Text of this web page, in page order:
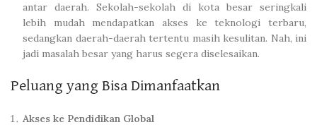
antar daerah. Sekolah-sekolah di kota besar seringkali
lebih mudah mendapatkan akses ke teknologi terbaru,
sedangkan daerah-daerah tertentu masih kesulitan. Nah, ini
jadi masalah besar yang harus segera diselesaikan.
Peluang yang Bisa Dimanfaatkan
Akses ke Pendidikan Global